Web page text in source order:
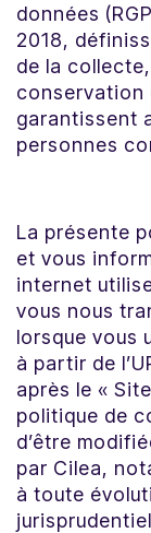
données
2018,
de la
conservation
garantissent
personnes
La présente
et vous
internet
vous nous
lorsque vous
à partir de
après le «
politique de
d’être
par Cilea,
à toute